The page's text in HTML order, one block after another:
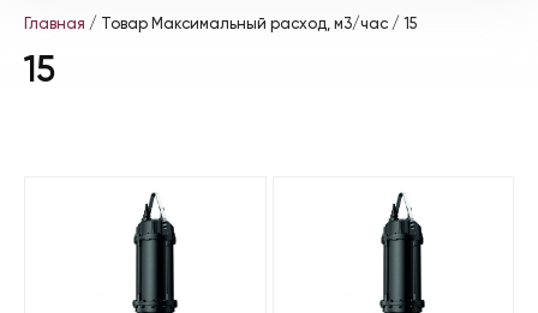
Главная / Товар Максимальный расход, м3/час / 15
15